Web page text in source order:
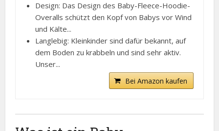
Design: Das Design des Baby-Fleece-Hoodie-
Overalls schützt den Kopf von Babys vor Wind
und Kälte...
Langlebig: Kleinkinder sind dafür bekannt, auf
dem Boden zu krabbeln und sind sehr aktiv.
Unser...
Bei Amazon kaufen